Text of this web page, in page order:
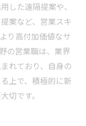
した遠隔提案や、
案など、営業スキ
り高付加価値なサ
の営業職は、業界
れており、自身の
上で、積極的に新
切です。